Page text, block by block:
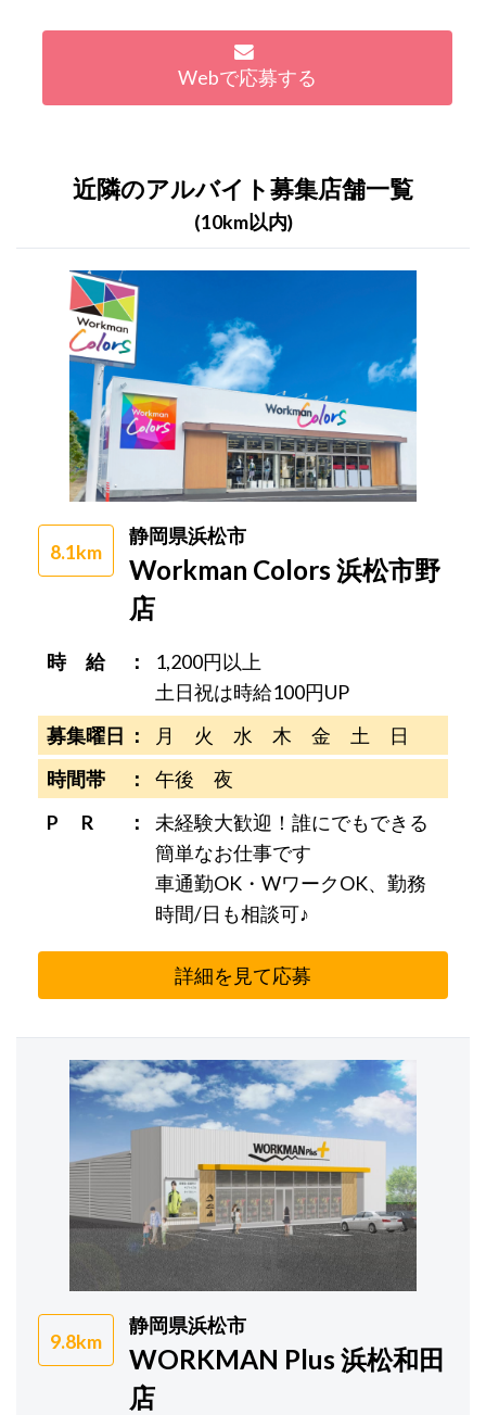
Webで応募する
近隣のアルバイト募集店舗一覧
(10km以内)
8.1km
静岡県浜松市
Workman Colors 浜松市野
店
時 給
1,200円以上
土日祝は時給100円UP
募集曜日
月 火 水 木 金 土 日
時間帯
午後 夜
P R
未経験大歓迎！誰にでもできる
簡単なお仕事です
車通勤OK・WワークOK、勤務
時間/日も相談可♪
詳細を見て応募
9.8km
静岡県浜松市
WORKMAN Plus 浜松和田
店